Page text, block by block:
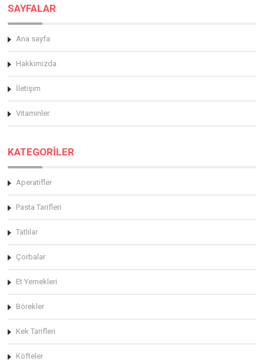
SAYFALAR
Ana sayfa
Hakkimizda
İletişim
Vitaminler
KATEGORİLER
Aperatifler
Pasta Tarifleri
Tatlılar
Çorbalar
Et Yemekleri
Börekler
Kek Tarifleri
Köfteler